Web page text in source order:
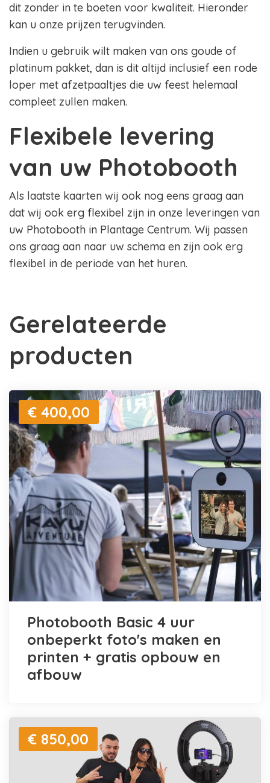
dit zonder in te boeten voor kwaliteit. Hieronder
kan u onze prijzen terugvinden.
Indien u gebruik wilt maken van ons goude of
platinum pakket, dan is dit altijd inclusief een rode
loper met afzetpaaltjes die uw feest helemaal
compleet zullen maken.
Flexibele levering
van uw Photobooth
Als laatste kaarten wij ook nog eens graag aan
dat wij ook erg flexibel zijn in onze leveringen van
uw Photobooth in Plantage Centrum. Wij passen
ons graag aan naar uw schema en zijn ook erg
flexibel in de periode van het huren.
Gerelateerde
producten
€ 400,00
Photobooth Basic 4 uur
onbeperkt foto's maken en
printen + gratis opbouw en
afbouw
€ 850,00